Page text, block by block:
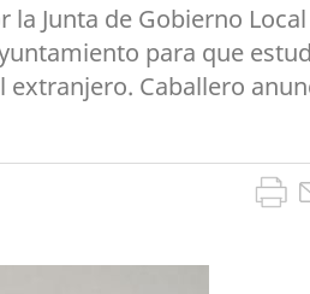
Junta de Gobierno
para que
extranjero. Caballero